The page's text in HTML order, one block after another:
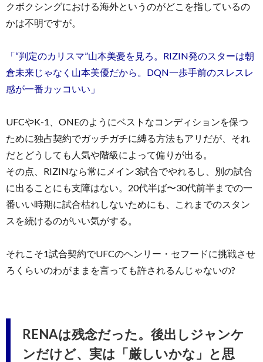
クボクシングにおける海外というのがどこを指しているの
かは不明ですが。
「“判定のカリスマ”山本美憂を見ろ。RIZIN発のスターは朝
倉未来じゃなく山本美優だから。DQN一歩手前のスレスレ
感が一番カッコいい」
UFCやK-1、ONEのようにベストなコンディションを保つ
ために独占契約でガッチガチに縛る方法もアリだが、それ
だとどうしても人気や階級によって偏りが出る。
その点、RIZINなら常にメイン3試合でやれるし、別の試合
に出ることにも支障はない。20代半ば〜30代前半までの一
番いい時期に試合枯れしないためにも、これまでのスタン
スを続けるのがいい気がする。
それこそ1試合契約でUFCのヘンリー・セフードに挑戦させ
ろくらいのわがままを言っても許されるんじゃないの?
RENAは残念だった。後出しジャンケ
ンだけど、実は「厳しいかな」と思